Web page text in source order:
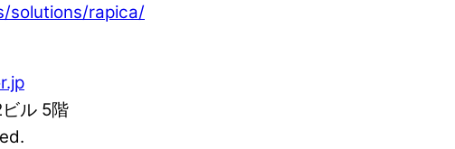
solutions/rapica/
ル 5階